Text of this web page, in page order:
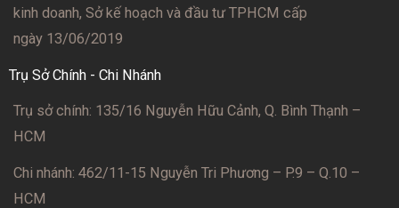
kinh doanh, Sở kế hoạch và đầu tư TPHCM cấp
ngày 13/06/2019
Trụ Sở Chính - Chi Nhánh
Trụ sở chính: 135/16 Nguyễn Hữu Cảnh, Q. Bình Thạnh –
HCM
Chi nhánh: 462/11-15 Nguyễn Tri Phương – P.9 – Q.10 –
HCM